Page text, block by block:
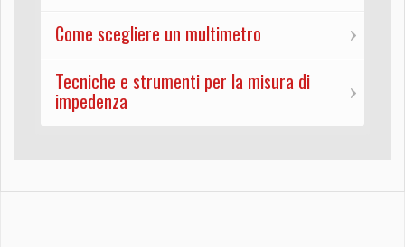
Come scegliere un multimetro
Tecniche e strumenti per la misura di
impedenza